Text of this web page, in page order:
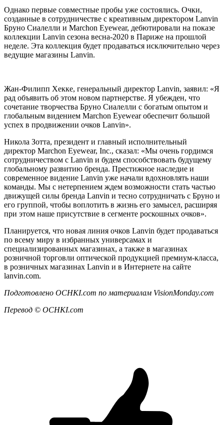
Однако первые совместные пробы уже состоялись. Очки,
созданные в сотрудничестве с креативным директором Lanvin
Бруно Сиалелли и Marchon Eyewear, дебютировали на показе
коллекции Lanvin сезона весна-2020 в Париже на прошлой
неделе. Эта коллекция будет продаваться исключительно через
ведущие магазины Lanvin.
Жан-Филипп Хекке, генеральный директор Lanvin, заявил: «Я
рад объявить об этом новом партнерстве. Я убежден, что
сочетание творчества Бруно Сиалелли с богатым опытом и
глобальным видением Marchon Eyewear обеспечит большой
успех в продвижении очков Lanvin».
Никола Зотта, президент и главный исполнительный
директор Marchon Eyewear, Inc., сказал: «Мы очень гордимся
сотрудничеством с Lanvin и будем способствовать будущему
глобальному развитию бренда. Престижное наследие и
современное видение Lanvin уже начали вдохновлять наши
команды. Мы с нетерпением ждем возможности стать частью
движущей силы бренда Lanvin и тесно сотрудничать с Бруно и
его группой, чтобы воплотить в жизнь его замысел, расширяя
при этом наше присутствие в сегменте роскошных очков».
Планируется, что новая линия очков Lanvin будет продаваться
по всему миру в избранных универсамах и
специализированных магазинах, а также в магазинах
розничной торговли оптической продукцией премиум-класса,
в розничных магазинах Lanvin и в Интернете на сайте
lanvin.com.
Подготовлено OCHKI.com по материалам VisionMonday.com
Перевод © OCHKI.com